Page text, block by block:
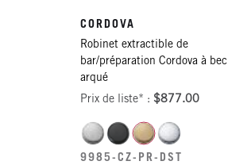
CORDOVA
Robinet extractible de
bar/préparation Cordova à bec
arqué
Prix de liste* : $877.00
9985-CZ-PR-DST